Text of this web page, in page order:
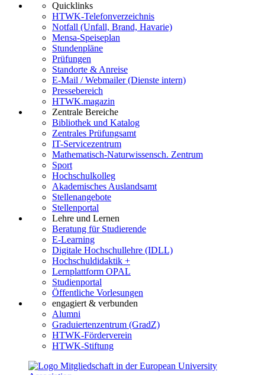
Quicklinks
HTWK-Telefonverzeichnis
Notfall (Unfall, Brand, Havarie)
Mensa-Speiseplan
Stundenpläne
Prüfungen
Standorte & Anreise
E-Mail / Webmailer (Dienste intern)
Pressebereich
HTWK.magazin
Zentrale Bereiche
Bibliothek und Katalog
Zentrales Prüfungsamt
IT-Servicezentrum
Mathematisch-Naturwissensch. Zentrum
Sport
Hochschulkolleg
Akademisches Auslandsamt
Stellenangebote
Stellenportal
Lehre und Lernen
Beratung für Studierende
E-Learning
Digitale Hochschullehre (IDLL)
Hochschuldidaktik +
Lernplattform OPAL
Studienportal
Öffentliche Vorlesungen
engagiert & verbunden
Alumni
Graduiertenzentrum (GradZ)
HTWK-Förderverein
HTWK-Stiftung